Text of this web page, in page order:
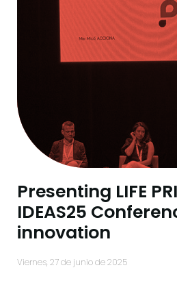
Presenting LIFE
IDEAS25
innovation
viernes, 27 de junio de 2025